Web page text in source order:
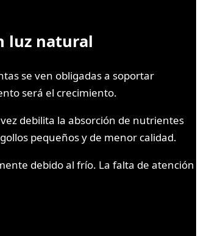
luz natural
se ven obligadas a soportar
será el crecimiento.
debilita la absorción de nutrientes
pequeños y de menor calidad.
debido al frío. La falta de atención